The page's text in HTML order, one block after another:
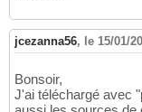
jcezanna56, le 15/01/
Bonsoir,
J'ai téléchargé avec